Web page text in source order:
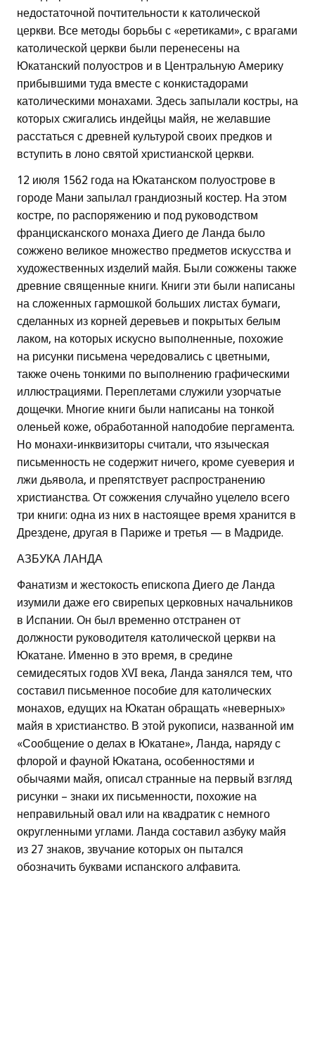
недостаточной почтительности к католической
церкви. Все методы борьбы с «еретиками», с врагами
католической церкви были перенесены на
Юкатанский полуостров и в Центральную Америку
прибывшими туда вместе с конкистадорами
католическими монахами. Здесь запылали костры, на
которых сжигались индейцы майя, не желавшие
расстаться с древней культурой своих предков и
вступить в лоно святой христианской церкви.
12 июля 1562 года на Юкатанском полуострове в
городе Мани запылал грандиозный костер. На этом
костре, по распоряжению и под руководством
францисканского монаха Диего де Ланда было
сожжено великое множество предметов искусства и
художественных изделий майя. Были сожжены также
древние священные книги. Книги эти были написаны
на сложенных гармошкой больших листах бумаги,
сделанных из корней деревьев и покрытых белым
лаком, на которых искусно выполненные, похожие
на рисунки письмена чередовались с цветными,
также очень тонкими по выполнению графическими
иллюстрациями. Переплетами служили узорчатые
дощечки. Многие книги были написаны на тонкой
оленьей коже, обработанной наподобие пергамента.
Но монахи-инквизиторы считали, что языческая
письменность не содержит ничего, кроме суеверия и
лжи дьявола, и препятствует распространению
христианства. От сожжения случайно уцелело всего
три книги: одна из них в настоящее время хранится в
Дрездене, другая в Париже и третья — в Мадриде.
АЗБУКА ЛАНДА
Фанатизм и жестокость епископа Диего де Ланда
изумили даже его свирепых церковных начальников
в Испании. Он был временно отстранен от
должности руководителя католической церкви на
Юкатане. Именно в это время, в средине
семидесятых годов XVI века, Ланда занялся тем, что
составил письменное пособие для католических
монахов, едущих на Юкатан обращать «неверных»
майя в христианство. В этой рукописи, названной им
«Сообщение о делах в Юкатане», Ланда, наряду с
флорой и фауной Юкатана, особенностями и
обычаями майя, описал странные на первый взгляд
рисунки – знаки их письменности, похожие на
неправильный овал или на квадратик с немного
округленными углами. Ланда составил азбуку майя
из 27 знаков, звучание которых он пытался
обозначить буквами испанского алфавита.